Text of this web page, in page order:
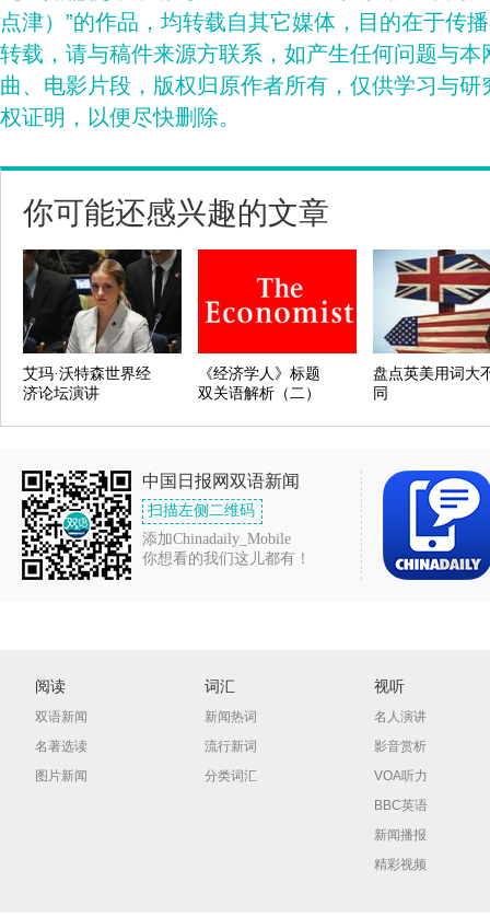
点津）”的作品，均转载自其它媒体，目的在于传
转载，请与稿件来源方联系，如产生任何问题与
曲、电影片段，版权归原作者所有，仅供学习与
权证明，以便尽快删除。
你可能还感兴趣的文章
艾玛·沃特森世界经
济论坛演讲
《经济学人》标题
双关语解析（二）
盘点英美用词大
同
中国日报网双语新闻
扫描左侧二维码
添加Chinadaily_Mobile
你想看的我们这儿都有！
阅读
双语新闻
名著选读
图片新闻
词汇
新闻热词
流行新词
分类词汇
视听
名人演讲
影音赏析
VOA听力
BBC英语
新闻播报
精彩视频